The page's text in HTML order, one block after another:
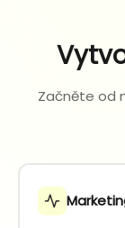
Začněte od